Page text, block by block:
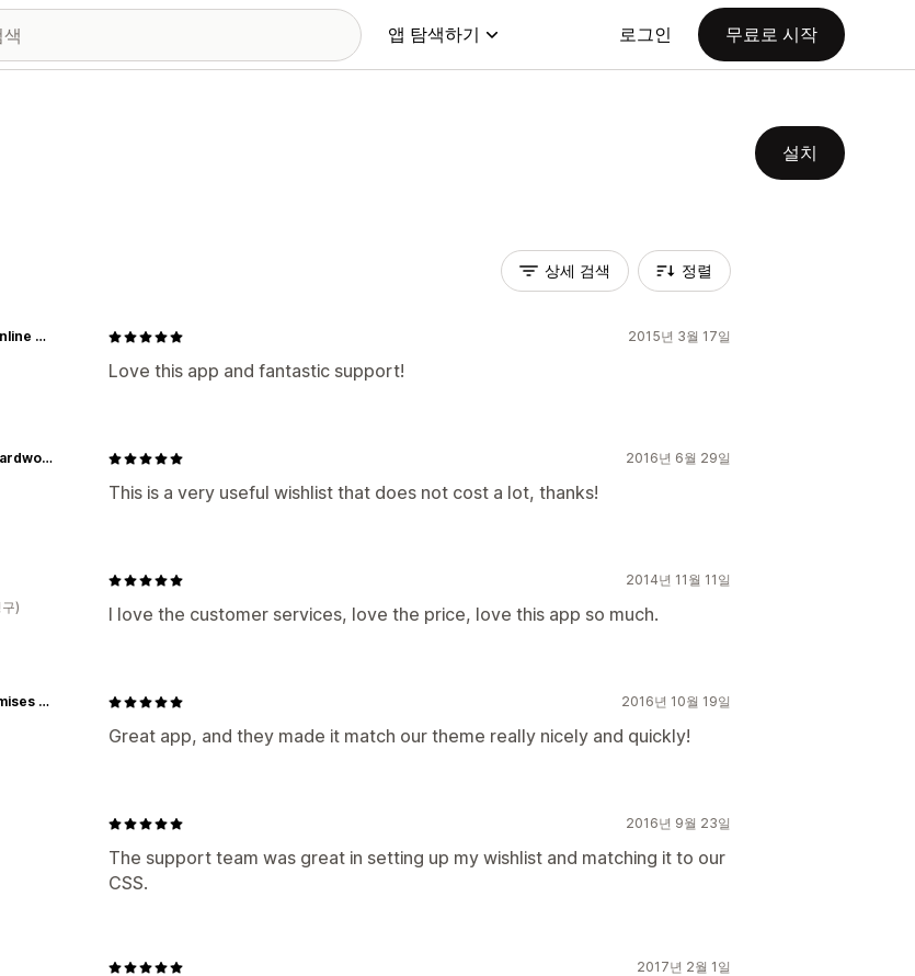
앱 탐색하기 로그인 무료로 시작
설치
상세 검색 정렬
2015년 3월 17일
Love this app and fantastic support!
Calgary Plants Online Garden Centre
2016년 6월 29일
This is a very useful wishlist that does not cost a lot, thanks!
Crooked Road Hardwoods
2014년 11월 11일
I love the customer services, love the price, love this app so much.
)
2016년 10월 19일
Great app, and they made it match our theme really nicely and quickly!
Www Playfulpromises Com
2016년 9월 23일
The support team was great in setting up my wishlist and matching it to our
CSS.
2017년 2월 1일